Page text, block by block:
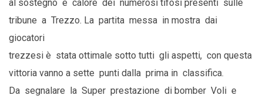
al sostegno e calore dei numerosi tifosi presenti sulle
tribune a Trezzo. La partita messa in mostra dai
giocatori
trezzesi è stata ottimale sotto tutti gli aspetti, con questa
vittoria vanno a sette punti dalla prima in classifica.
Da segnalare la Super prestazione di bomber Voli e